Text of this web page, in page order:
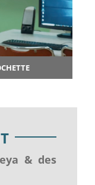
& des